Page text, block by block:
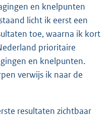
en knelpunten
licht ik eerst een
toe, waarna ik kort
prioritaire
en knelpunten.
verwijs ik naar de
resultaten zichtbaar